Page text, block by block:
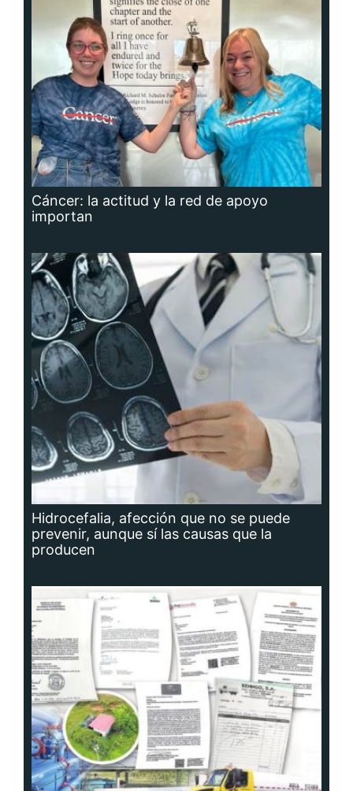
Cáncer: la actitud y la red de apoyo
importan
Hidrocefalia, afección que no se puede
prevenir, aunque sí las causas que la
producen